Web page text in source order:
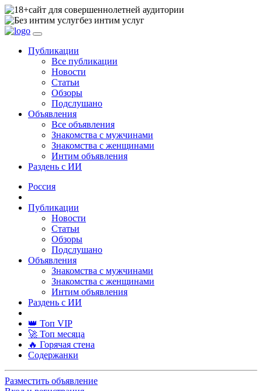
сайт для совершеннолетней аудитории
без интим услуг
Публикации
Все публикации
Новости
Статьи
Обзоры
Подслушано
Объявления
Все объявления
Знакомства с мужчинами
Знакомства с женщинами
Интим объявления
Раздень с ИИ
Россия
Публикации
Новости
Статьи
Обзоры
Подслушано
Объявления
Знакомства с мужчинами
Знакомства с женщинами
Интим объявления
Раздень с ИИ
👑 Топ VIP
🚀 Топ месяца
🔥 Горячая стена
Содержанки
Разместить объявление